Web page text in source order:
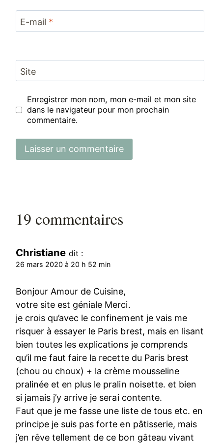
E-mail *
Site
Enregistrer mon nom, mon e-mail et mon site
dans le navigateur pour mon prochain
commentaire.
19 commentaires
Christiane dit :
26 mars 2020 à 20 h 52 min
Bonjour Amour de Cuisine,
votre site est géniale Merci.
je crois qu’avec le confinement je vais me
risquer à essayer le Paris brest, mais en lisant
bien toutes les explications je comprends
qu’il me faut faire la recette du Paris brest
(chou ou choux) + la crème mousseline
pralinée et en plus le pralin noisette. et bien
si jamais j’y arrive je serai contente.
Faut que je me fasse une liste de tous etc. en
principe je suis pas forte en pâtisserie, mais
j’en rêve tellement de ce bon gâteau vivant